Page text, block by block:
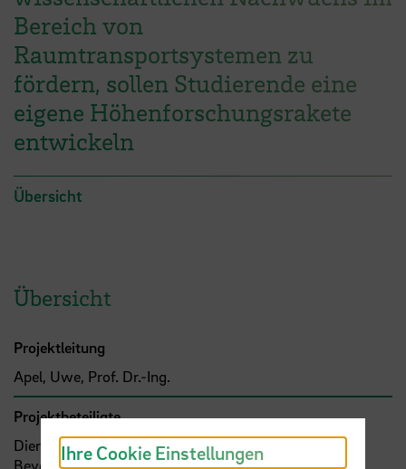
Bereich von
Raumtransportsystemen zu
fördern, sollen Studierende eine
eigene Höhenforschungsrakete
entwickeln
Übersicht
Übersicht
Projektleitung
Apel, Uwe, Prof. Dr.-Ing.
Projektbeteiligte
Dierken, Christian, M.Sc.
Beyer, Joachim, Dipl.-Ing.M.Eng.
Ihre Cookie Einstellungen